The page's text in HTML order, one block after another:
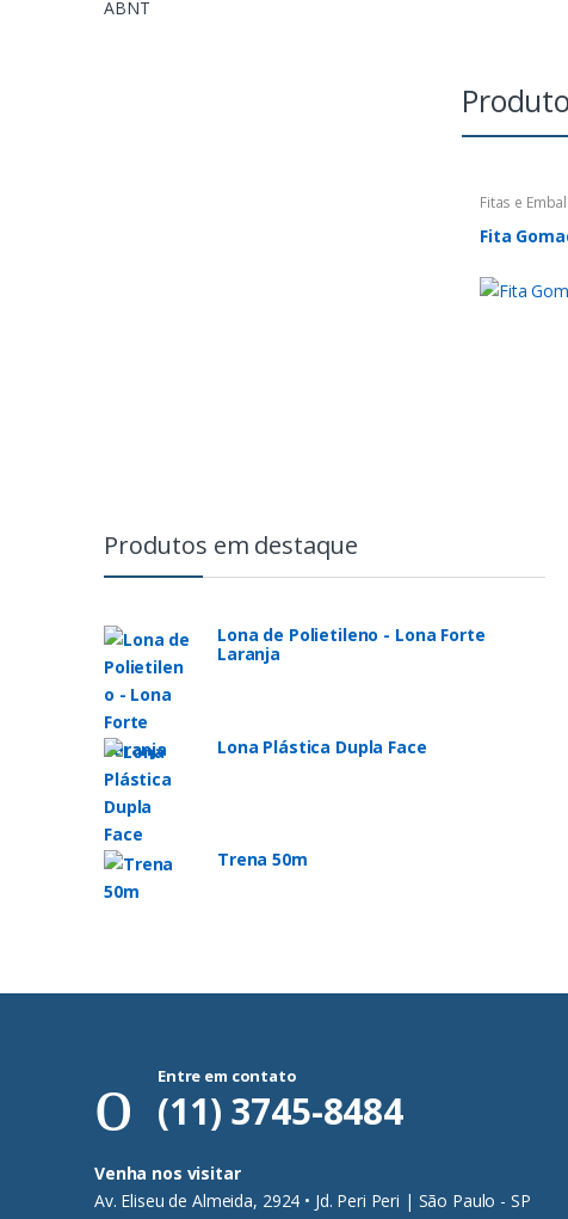
Fitas e
Fita
Produtos em destaque
Lona de Polietileno - Lona Forte
Laranja
Lona Plástica Dupla Face
Trena 50m
Entre em contato
(11) 3745-8484
Venha nos visitar
Av. Eliseu de Almeida, 2924 • Jd. Peri Peri | São Paulo - SP